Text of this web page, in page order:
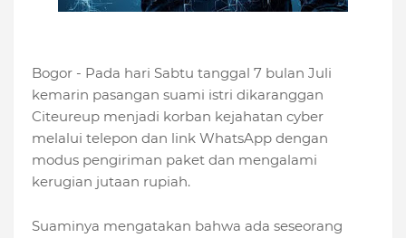
Bogor - Pada hari Sabtu tanggal 7 bulan Juli
kemarin pasangan suami istri dikaranggan
Citeureup menjadi korban kejahatan cyber
melalui telepon dan link WhatsApp dengan
modus pengiriman paket dan mengalami
kerugian jutaan rupiah.
Suaminya mengatakan bahwa ada seseorang